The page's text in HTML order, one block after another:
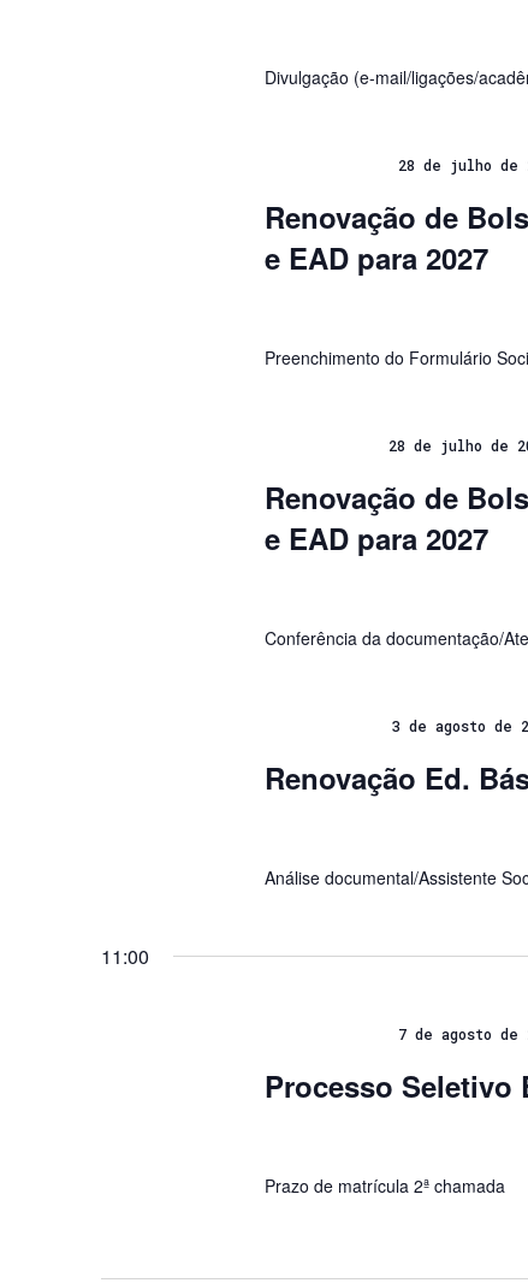
Divulgação (e-mail/ligações/
28 de julho de
Renovação de
e EAD para 2027
Preenchimento do Formulário
28 de julho de
Renovação de
e EAD para 2027
Conferência da documentação/
3 de agosto de
Renovação Ed.
Análise documental/Assistente
11:00
7 de agosto de
Processo Seletivo
Prazo de matrícula 2ª chamada